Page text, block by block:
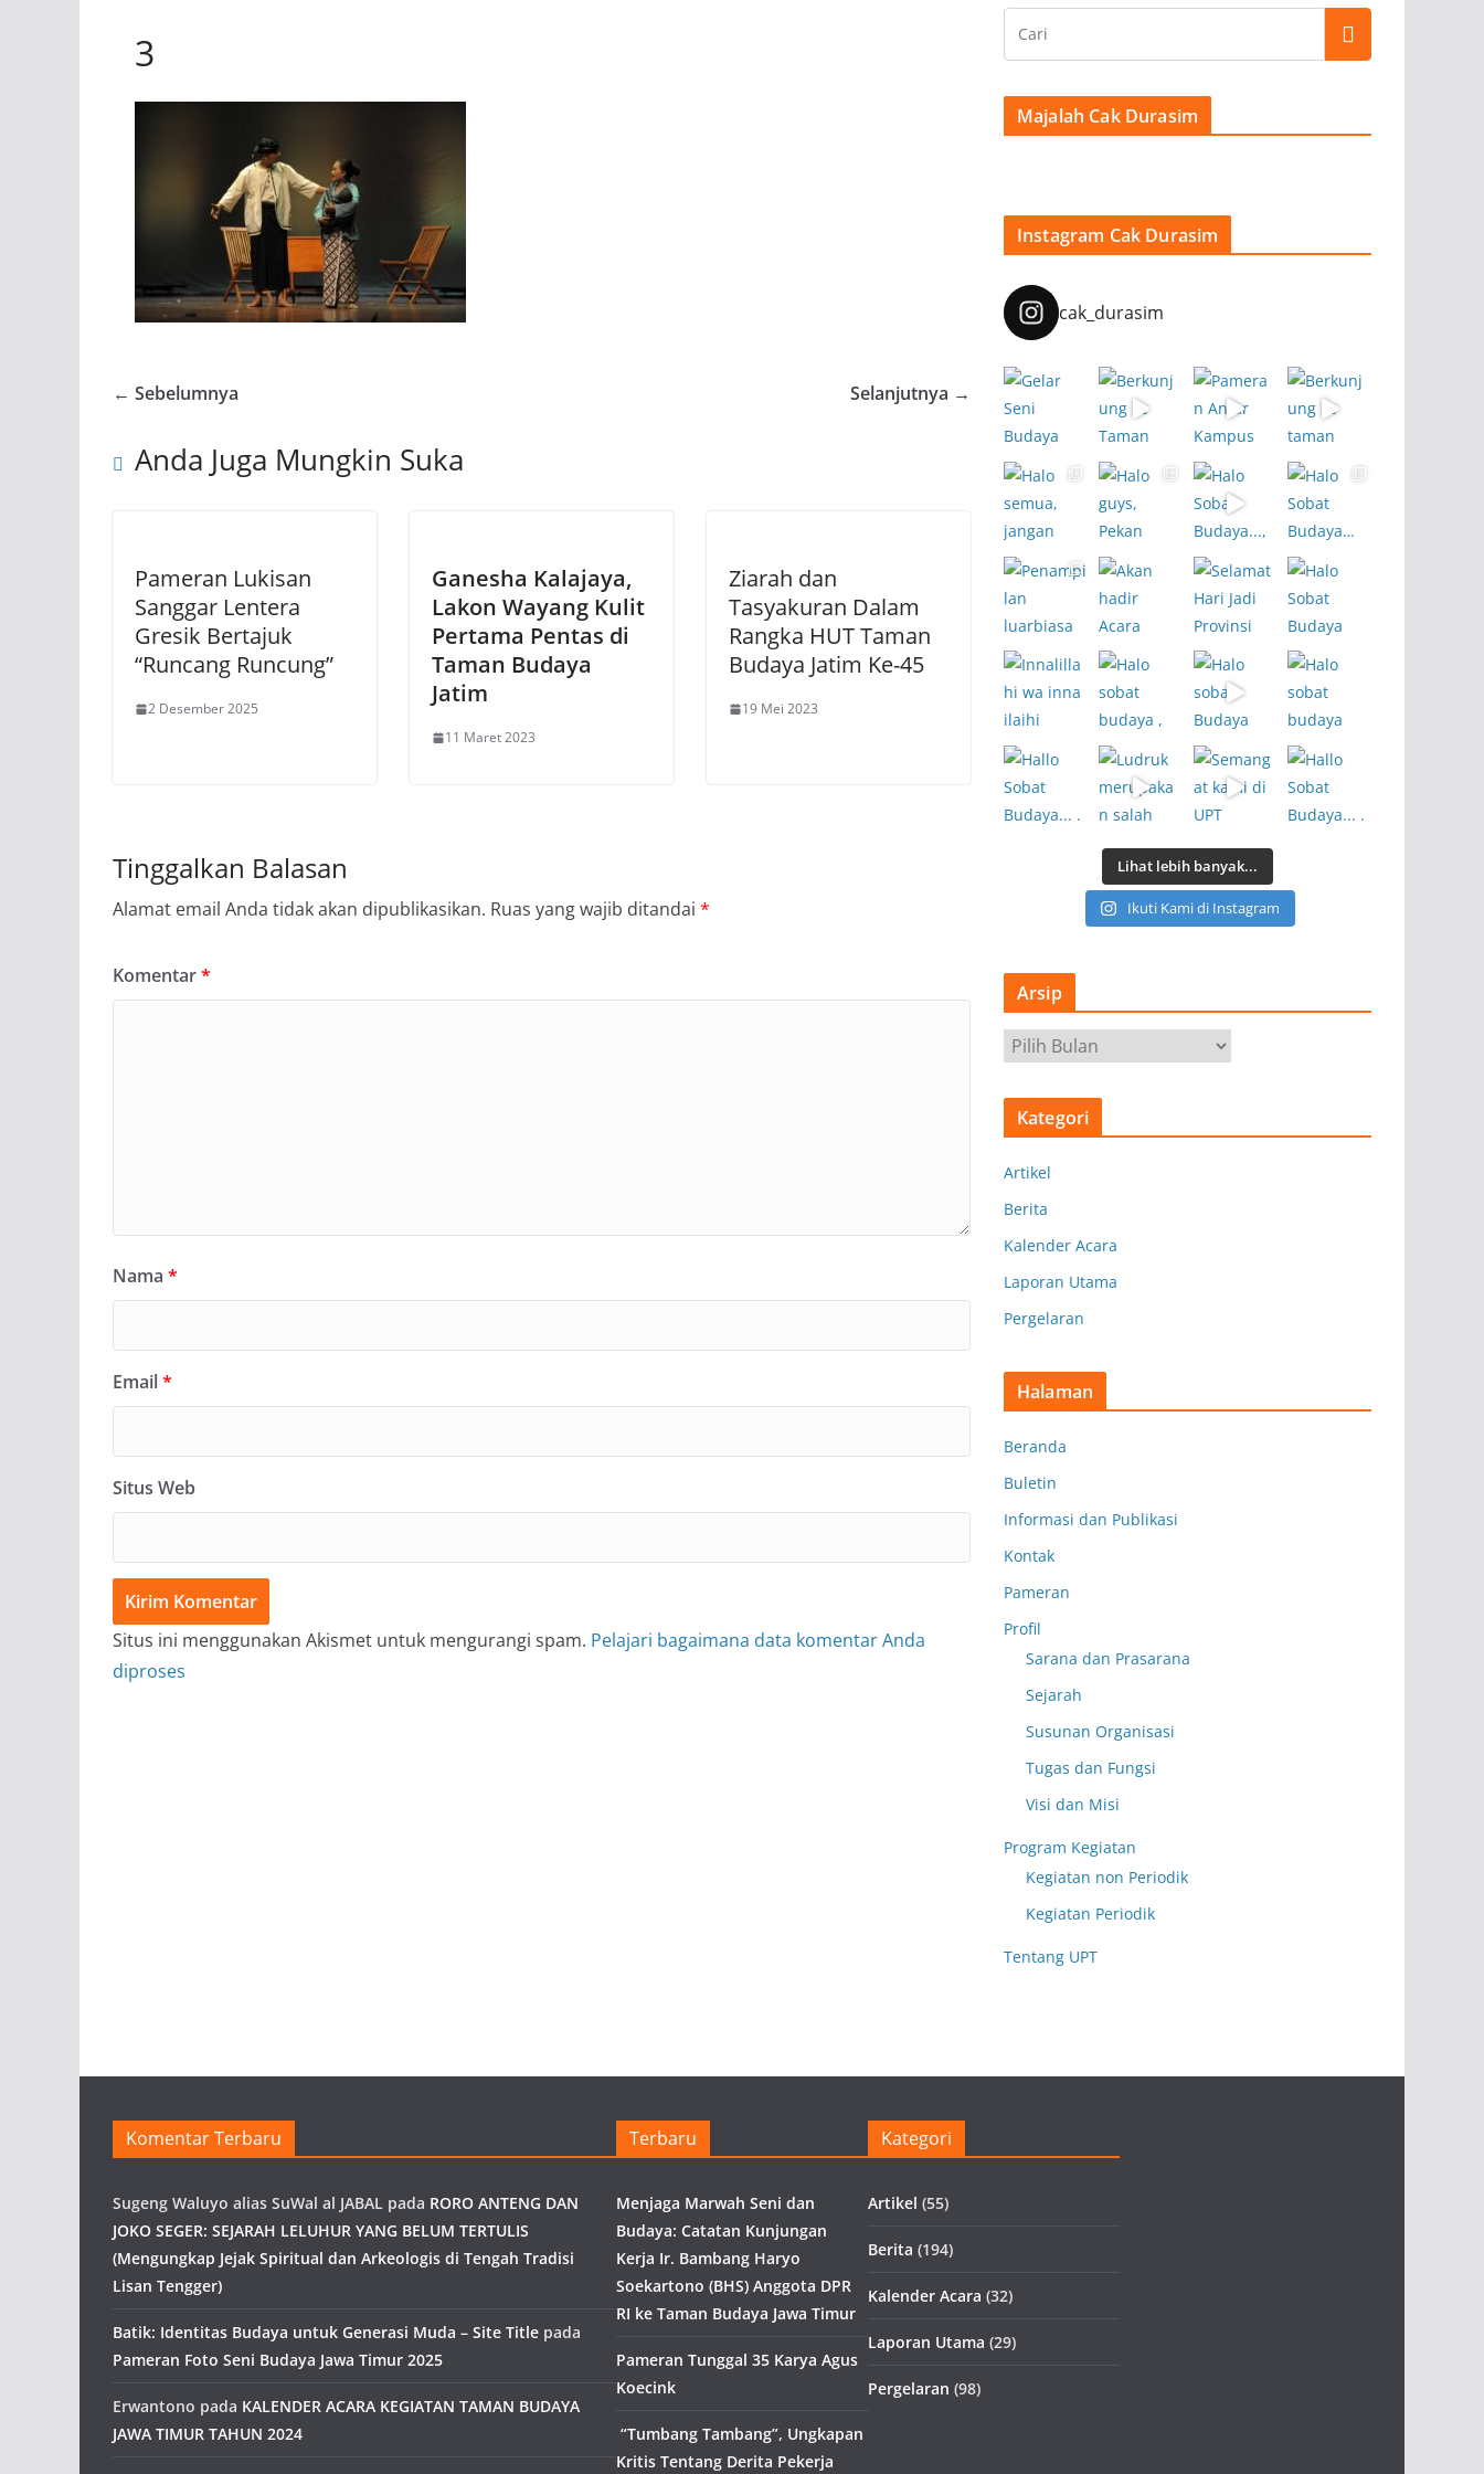
3
← Sebelumnya Selanjutnya →
Anda Juga Mungkin Suka
Pameran Lukisan
Sanggar Lentera
Gresik Bertajuk
“Runcang Runcung”
2 Desember 2025
Ganesha Kalajaya,
Lakon Wayang Kulit
Pertama Pentas di
Taman Budaya
Jatim
11 Maret 2023
Ziarah dan
Tasyakuran Dalam
Rangka HUT Taman
Budaya Jatim Ke-45
19 Mei 2023
Tinggalkan Balasan
Alamat email Anda tidak akan dipublikasikan. Ruas yang wajib ditandai *
Komentar*
Nama *
Email*
Situs Web
Situs ini menggunakan Akismet untuk mengurangi spam. Pelajari bagaimana data komentar Anda
diproses
Majalah Cak Durasim
Instagram Cak Durasim
cak_durasim
Lihat lebih banyak...
Ikuti Kami di Instagram
Arsip
r
s
Kategori
Artikel
Berita
Kalender Acara
Laporan Utama
Pergelaran
Halaman
Beranda
Buletin
Informasi dan Publikasi
Kontak
Pameran
Profil
Sarana dan Prasarana
Sejarah
Susunan Organisasi
Tugas dan Fungsi
Visi dan Misi
Program Kegiatan
Kegiatan non Periodik
Kegiatan Periodik
Tentang UPT
Komentar Terbaru
Sugeng Waluyo alias SuWal al JABAL pada RORO ANTENG DAN
JOKO SEGER: SEJARAH LELUHUR YANG BELUM TERTULIS
(Mengungkap Jejak Spiritual dan Arkeologis di Tengah Tradisi
Lisan Tengger)
Batik: Identitas Budaya untuk Generasi Muda – Site Title pada
Pameran Foto Seni Budaya Jawa Timur 2025
Erwantono pada KALENDER ACARA KEGIATAN TAMAN BUDAYA
JAWA TIMUR TAHUN 2024
Terbaru
Menjaga Marwah Seni dan
Budaya: Catatan Kunjungan
Kerja Ir. Bambang Haryo
Soekartono (BHS) Anggota DPR
RI ke Taman Budaya Jawa Timur
Pameran Tunggal 35 Karya Agus
Koecink
“Tumbang Tambang”, Ungkapan
Kritis Tentang Derita Pekerja
Kategori
Artikel (55)
Berita (194)
Kalender Acara (32)
Laporan Utama (29)
Pergelaran (98)